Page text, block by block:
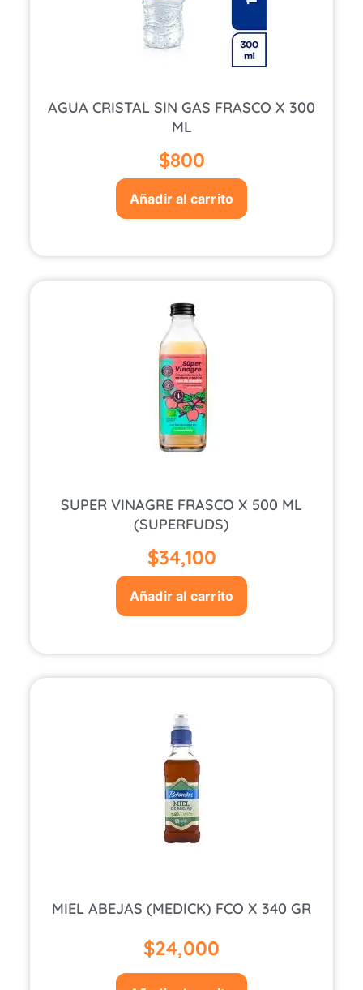
AGUA CRISTAL SIN GAS FRASCO X 300
ML
$800
Añadir al carrito
SUPER VINAGRE FRASCO X 500 ML
(SUPERFUDS)
$34,100
Añadir al carrito
MIEL ABEJAS (MEDICK) FCO X 340 GR
$24,000